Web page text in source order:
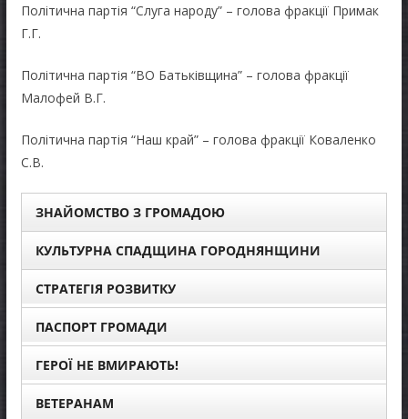
Політична партія “Слуга народу” – голова фракції Примак
Г.Г.
Політична партія “ВО Батьківщина” – голова фракції
Малофей В.Г.
Політична партія “Наш край” – голова фракції Коваленко
С.В.
ЗНАЙОМСТВО З ГРОМАДОЮ
КУЛЬТУРНА СПАДЩИНА ГОРОДНЯНЩИНИ
СТРАТЕГІЯ РОЗВИТКУ
ПАСПОРТ ГРОМАДИ
ГЕРОЇ НЕ ВМИРАЮТЬ!
ВЕТЕРАНАМ